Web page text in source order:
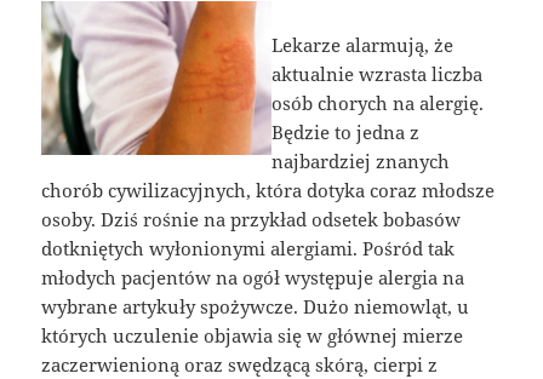
Lekarze alarmują, że
aktualnie wzrasta liczba
osób chorych na alergię.
Będzie to jedna z
najbardziej znanych
chorób cywilizacyjnych, która dotyka coraz młodsze
osoby. Dziś rośnie na przykład odsetek bobasów
dotkniętych wyłonionymi alergiami. Pośród tak
młodych pacjentów na ogół występuje alergia na
wybrane artykuły spożywcze. Dużo niemowląt, u
których uczulenie objawia się w głównej mierze
zaczerwienioną oraz swędzącą skórą, cierpi z